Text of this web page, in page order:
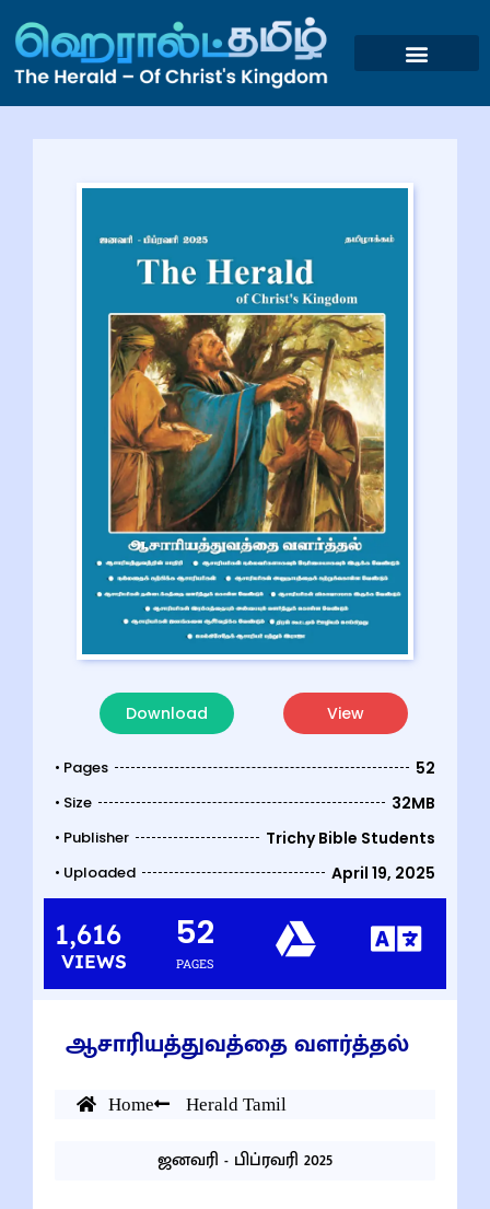
Download View
• Pages 52
• Size 32MB
• Publisher Trichy Bible Students
• Uploaded April 19, 2025
1,616
VIEWS PAGES
52
ஆசாரியத்துவத்தை வளர்த்தல்
Home Herald Tamil
ஜனவரி - பிப்ரவரி 2025